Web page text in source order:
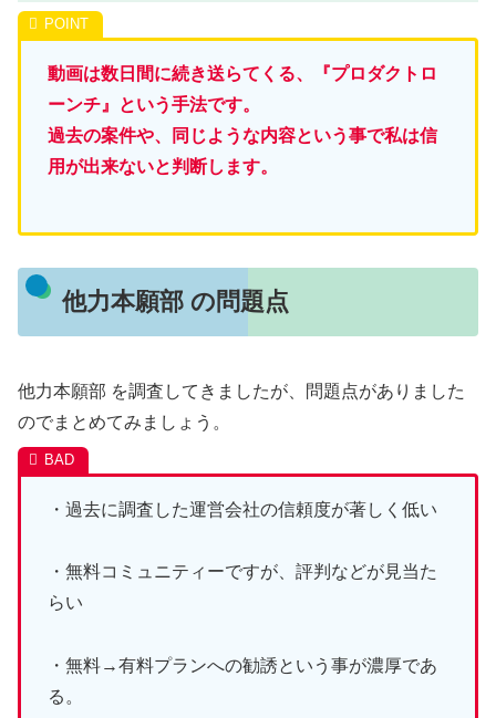
動画は数日間に続き送らてくる、『プロダクトロ
ーンチ』という手法です。
過去の案件や、同じような内容という事で私は信
用が出来ないと判断します。
他力本願部 の問題点
他力本願部 を調査してきましたが、問題点がありました
のでまとめてみましょう。
・過去に調査した運営会社の信頼度が著しく低い
・無料コミュニティーですが、評判などが見当た
らい
・無料→有料プランへの勧誘という事が濃厚であ
る。